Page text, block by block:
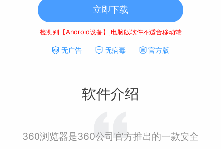
立即下载
检测到【Android设备】,电脑版软件不适合移动端
无广告 无病毒 官方版
软件介绍
360浏览器是360公司官方推出的一款安全